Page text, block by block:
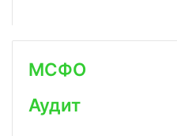
МСФО
Аудит